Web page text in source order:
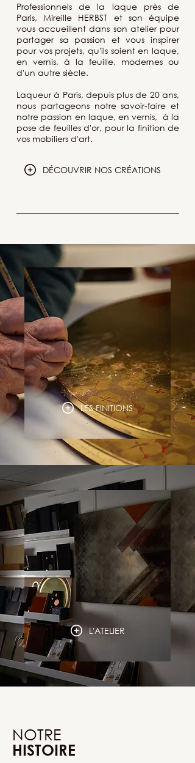
Professionnels de la laque près de
Paris, Mireille HERBST et son équipe
vous accueillent dans son atelier pour
partager sa passion et vous inspirer
pour vos projets, qu'ils soient en laque,
en vernis, à la feuille, modernes ou
d'un autre siècle.
Laqueur à Paris, depuis plus de 20 ans,
nous partageons notre savoir-faire et
notre passion en laque, en vernis, à la
pose de feuilles d'or, pour la finition de
vos mobiliers d'art.
DÉCOUVRIR NOS CRÉATIONS
LES FINITIONS
L'ATELIER
NOTRE
HISTOIRE